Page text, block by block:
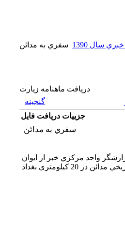
سال 1390 سفري به مدائن
دریافت ماهنامه زیارت
گنجینه
جزییات دریافت فایل
واحد مركزي خبر از ايوان
20 كيلومتري بغداد